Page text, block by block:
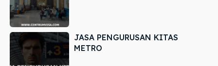
JASA PENGURUSAN KITAS
METRO